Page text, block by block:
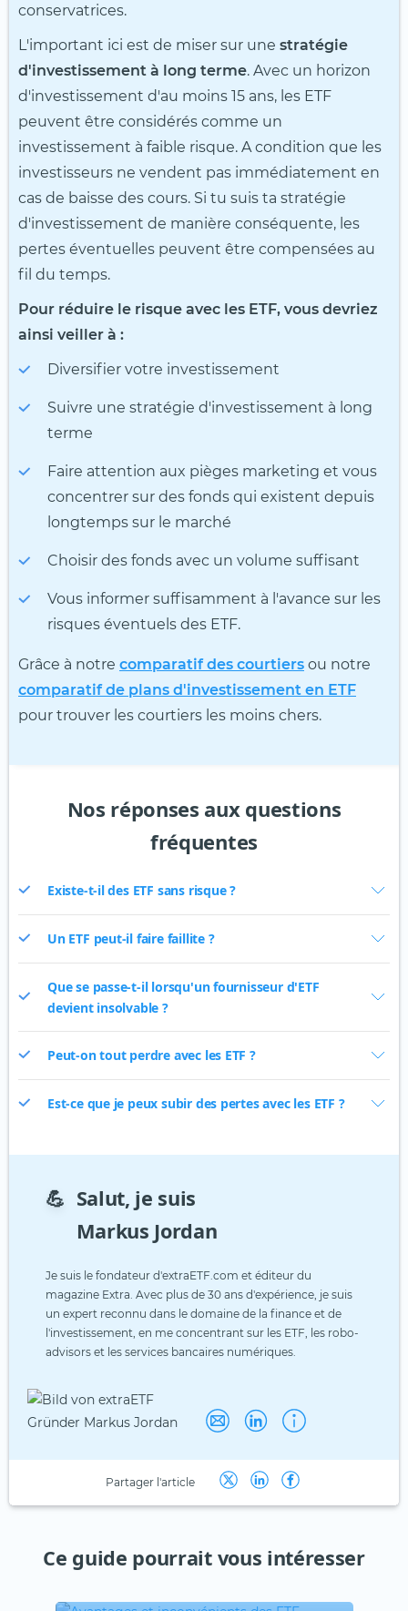
conservatrices.
L'important ici est de miser sur une stratégie
d'investissement à long terme. Avec un horizon
d'investissement d'au moins 15 ans, les ETF
peuvent être considérés comme un
investissement à faible risque. A condition que les
investisseurs ne vendent pas immédiatement en
cas de baisse des cours. Si tu suis ta stratégie
d'investissement de manière conséquente, les
pertes éventuelles peuvent être compensées au
fil du temps.
Pour réduire le risque avec les ETF, vous devriez
ainsi veiller à :
Diversifier votre investissement
Suivre une stratégie d'investissement à long
terme
Faire attention aux pièges marketing et vous
concentrer sur des fonds qui existent depuis
longtemps sur le marché
Choisir des fonds avec un volume suffisant
Vous informer suffisamment à l'avance sur les
risques éventuels des ETF.
Grâce à notre comparatif des courtiers ou notre
comparatif de plans d'investissement en ETF
pour trouver les courtiers les moins chers.
Nos réponses aux questions
fréquentes
Existe-t-il des ETF sans risque ?
Un ETF peut-il faire faillite ?
Que se passe-t-il lorsqu'un fournisseur d'ETF
devient insolvable ?
Peut-on tout perdre avec les ETF ?
Est-ce que je peux subir des pertes avec les ETF ?
💪 Salut, je suis
Markus Jordan
Je suis le fondateur d'extraETF.com et éditeur du
magazine Extra. Avec plus de 30 ans d'expérience, je suis
un expert reconnu dans le domaine de la finance et de
l'investissement, en me concentrant sur les ETF, les robo-
advisors et les services bancaires numériques.
Partager l'article
Ce guide pourrait vous intéresser